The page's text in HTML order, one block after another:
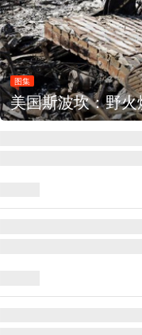
图集
美国斯波坎：野